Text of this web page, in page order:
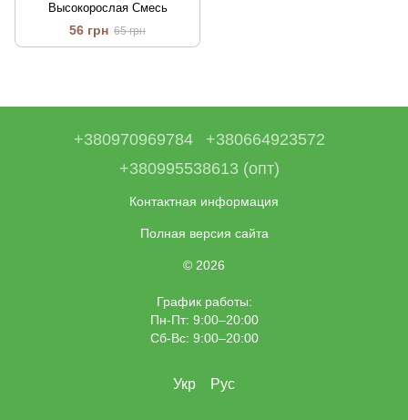
Высокорослая Смесь
56 грн 65 грн
+380970969784
+380664923572
+380995538613 (опт)
Контактная информация
Полная версия сайта
© 2026
График работы:
Пн-Пт: 9:00–20:00
Сб-Вс: 9:00–20:00
Укр Рус